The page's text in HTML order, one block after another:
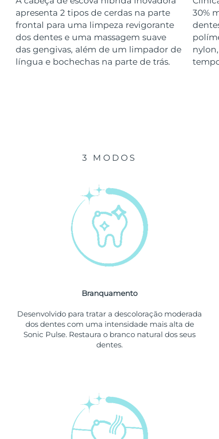
apresenta 2 tipos de cerdas na parte
frontal para uma limpeza revigorante
dos dentes e uma massagem suave
das gengivas, além de um limpador de
língua e bochechas na parte de trás.
30%
3 MODOS
Branquamento
Desenvolvido para tratar a descoloração moderada
dos dentes com uma intensidade mais alta de
Sonic Pulse. Restaura o branco natural dos seus
dentes.
Luxemburgo Entrega prevista08/08/2026
Macau, RAE da
China
Entrega prevista 10/08/2026
Malásia Entrega prevista11/08/2026
Entrega prevista
Entrega prevista
Entrega prevista
Entrega prevista
Entrega prevista
Porto Rico Entrega prevista 10/08/2026
Entrega prevista
Entrega prevista
Arábia Saudita Entrega prevista